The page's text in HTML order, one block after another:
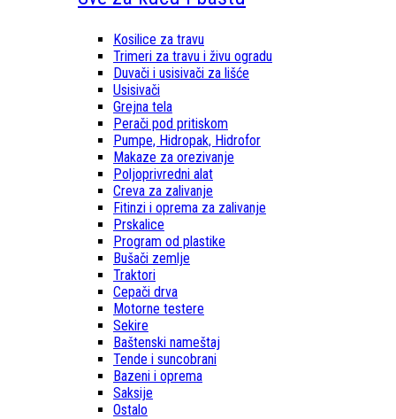
Kosilice za travu
Trimeri za travu i živu ogradu
Duvači i usisivači za lišće
Usisivači
Grejna tela
Perači pod pritiskom
Pumpe, Hidropak, Hidrofor
Makaze za orezivanje
Poljoprivredni alat
Creva za zalivanje
Fitinzi i oprema za zalivanje
Prskalice
Program od plastike
Bušači zemlje
Traktori
Cepači drva
Motorne testere
Sekire
Baštenski nameštaj
Tende i suncobrani
Bazeni i oprema
Saksije
Ostalo